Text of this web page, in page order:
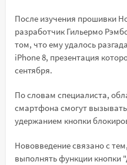
После изучения прошивки
разработчик Гильермо
том, что ему удалось
iPhone 8, презентация
сентября.
По словам специалиста,
смартфона смогут вызывать
удержанием кнопки
Нововведение связано с
выполнять функции кнопки